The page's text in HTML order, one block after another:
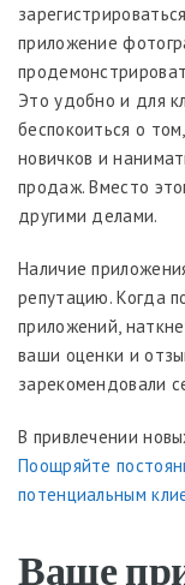
приложение
Это удобно и для
беспокоиться о
новичков и
продаж. Вместо
другими делами.
Наличие
репутацию. Когда
приложений,
ваши оценки и
зарекомендовали
В привлечении
Поощряйте
потенциальным
Ваше